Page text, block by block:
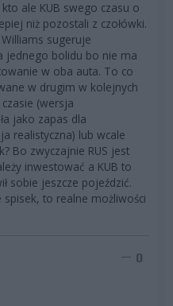
ale KUB swego czasu o
niż pozostali z czołówki.
sugeruje
jednego bolidu bo nie ma
w oba auta. To co
w drugim w kolejnych
(wersja
jako zapas dla
realistyczna) lub wcale
Bo zwyczajnie RUS jest
inwestować a KUB to
sobie jeszcze pojeździć.
to realne możliwości
0